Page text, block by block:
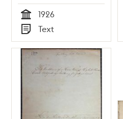
Tid
1926
Typ
Text